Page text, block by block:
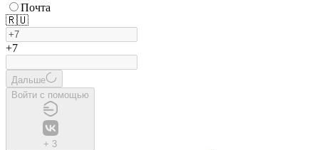
Почта
🇷🇺
+7
Дальше
Войти с помощью
+ 3